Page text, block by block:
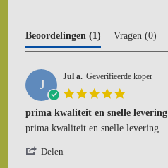
Beoordelingen (1) Vragen (0)
J Jul a. Geverifieerde koper
rating
prima kwaliteit en snelle levering
Review
Jul
review
prima
prima kwaliteit en snelle levering
Delen